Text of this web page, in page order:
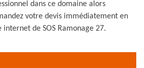
dans ce domaine alors
votre devis immédiatement en
de SOS Ramonage 27.